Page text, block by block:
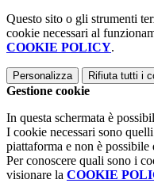
Questo sito o gli strumenti
cookie necessari al
COOKIE POLICY.
Personalizza Rifiuta tutti i
Gestione cookie
In questa schermata è
I cookie necessari sono
piattaforma e non è
Per conoscere quali sono i
visionare la COOKIE